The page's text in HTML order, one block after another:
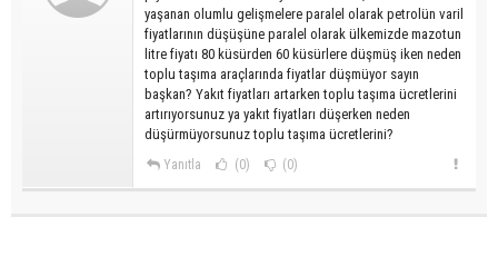
yaşanan olumlu gelişmelere paralel olarak petrolün varil
fiyatlarının düşüşüne paralel olarak ülkemizde mazotun
litre fiyatı 80 küsürden 60 küsürlere düşmüş iken neden
toplu taşıma araçlarında fiyatlar düşmüyor sayın
başkan? Yakıt fiyatları artarken toplu taşıma ücretlerini
artırıyorsunuz ya yakıt fiyatları düşerken neden
düşürmüyorsunuz toplu taşıma ücretlerini?
Yanıtla (0) (0)